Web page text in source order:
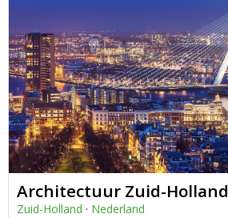
Architectuur Zuid-Holland
Zuid-Holland · Nederland